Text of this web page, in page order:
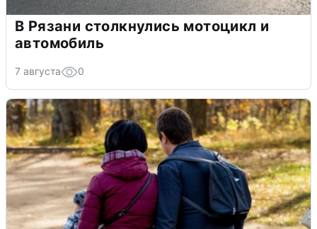
В Рязани столкнулись мотоцикл и
автомобиль
7 августа 0